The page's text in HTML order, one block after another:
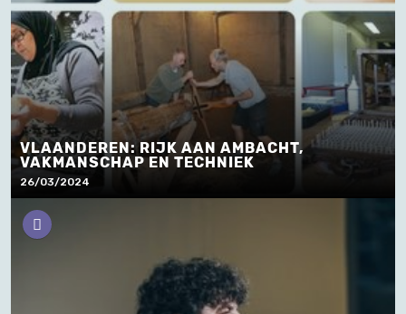
VLAANDEREN: RIJK AAN AMBACHT,
VAKMANSCHAP EN TECHNIEK
26/03/2024